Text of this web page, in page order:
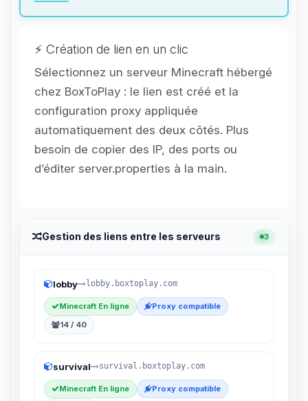
⚡ Création de lien en un clic
Sélectionnez un serveur Minecraft hébergé
chez BoxToPlay : le lien est créé et la
configuration proxy appliquée
automatiquement des deux côtés. Plus
besoin de copier des IP, des ports ou
d’éditer server.properties à la main.
Gestion des liens entre les serveurs 3
lobby lobby.boxtoplay.com
Minecraft En ligne
Proxy compatible
14 / 40
survival survival.boxtoplay.com
Minecraft En ligne
Proxy compatible
assistant BoxToPlay. Dis-moi ce dont
petits circuits pour t’aider.